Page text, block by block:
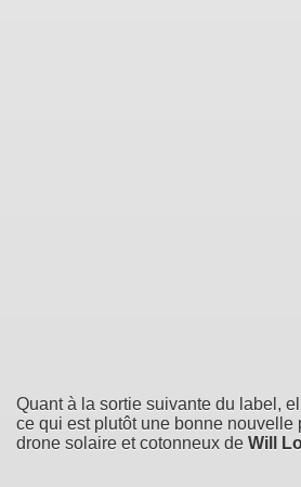
Quant à la sortie suivante du label,
ce qui est plutôt une bonne nouvelle
drone solaire et cotonneux de Will